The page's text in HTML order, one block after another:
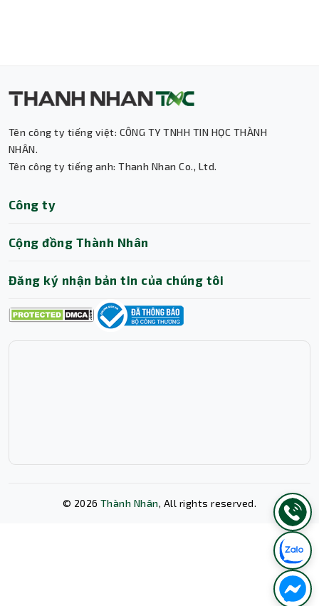
Tên công ty tiếng việt: CÔNG TY TNHH TIN HỌC THÀNH
NHÂN.
Tên công ty tiếng anh: Thanh Nhan Co., Ltd.
Công ty
Cộng đồng Thành Nhân
Đăng ký nhận bản tin của chúng tôi
© 2026 Thành Nhân, All rights reserved.